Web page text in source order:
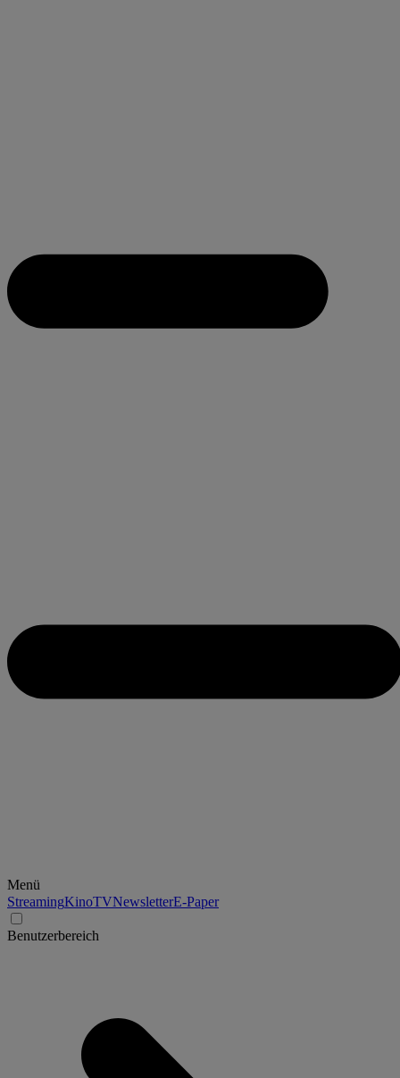
Menü
StreamingKinoTVNewsletterE-Paper
Benutzerbereich